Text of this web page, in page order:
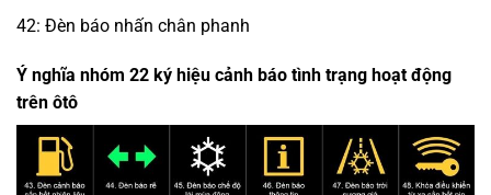
42: Đèn báo nhấn chân phanh
Ý nghĩa nhóm 22 ký hiệu cảnh báo tình trạng hoạt động
trên ôtô